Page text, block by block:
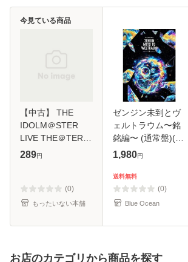
【中古】 THE
IDOLM＠STER
LIVE THE＠TER
PERFORMANCE
MILLIONSTARS /
[CD]【メール便送
289円
(0)
もったいない本舗
今見ている商品
ゼンジン未到とヴ
ェルトラウム〜銘
銘編〜 (通常盤)(2
枚組) [DVD]
1,980円
送料無料
(0)
Blue Ocean
お店のカテゴリから商品を探す